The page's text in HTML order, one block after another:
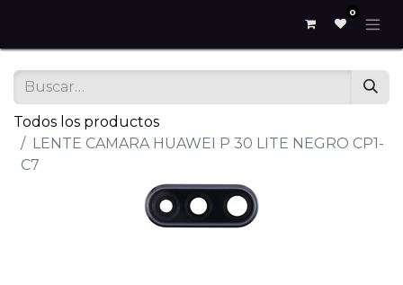
0
Todos los productos
LENTE CAMARA HUAWEI P 30 LITE NEGRO CP1-
C7